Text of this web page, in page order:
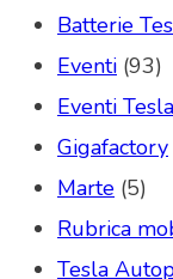
Batterie
Eventi (93)
Eventi
Gigafactory
Marte (5)
Rubrica
Tesla